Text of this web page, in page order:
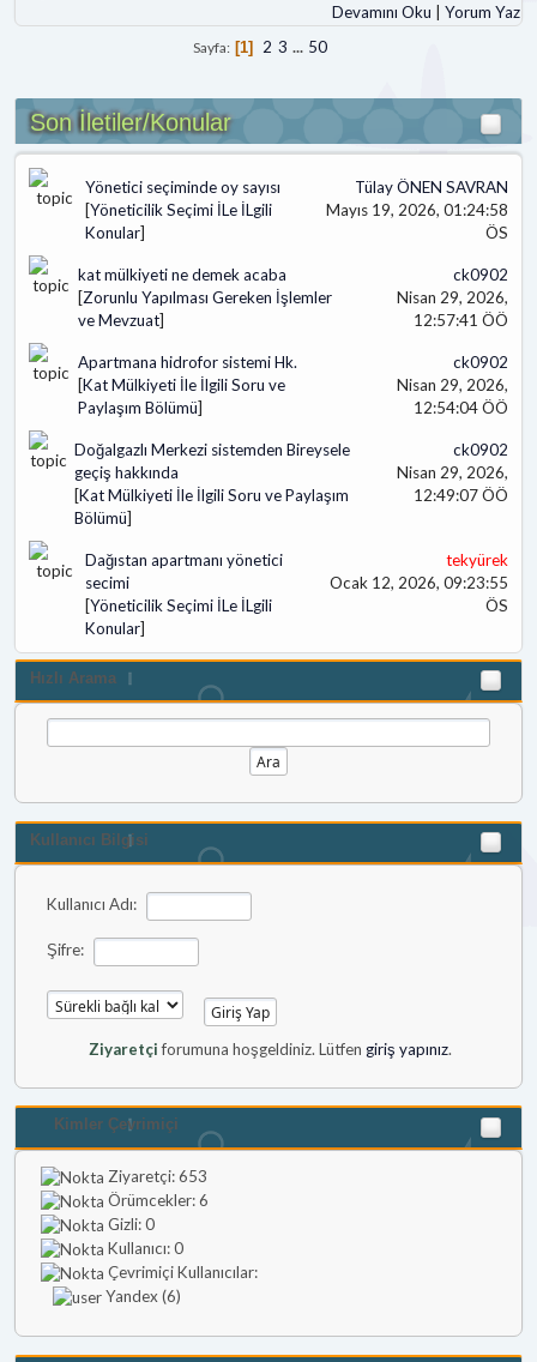
Devamını Oku
Yorum Yaz
Sayfa 1 2 3 ... 50
Son İletiler/Konular
Yönetici seçiminde oy sayısı
[Yöneticilik Seçimi İLe İLgili
Konular]
Tülay ÖNEN SAVRAN
Mayıs 19, 2026, 01:24:58
ÖS
kat mülkiyeti ne demek acaba
[Zorunlu Yapılması Gereken İşlemler
ve Mevzuat]
ck0902
Nisan 29, 2026,
12:57:41 ÖÖ
Apartmana hidrofor sistemi Hk.
[Kat Mülkiyeti İle İlgili Soru ve
Paylaşım Bölümü]
ck0902
Nisan 29, 2026,
12:54:04 ÖÖ
Doğalgazlı Merkezi sistemden Bireysele
geçiş hakkında
[Kat Mülkiyeti İle İlgili Soru ve Paylaşım
Bölümü]
ck0902
Nisan 29, 2026,
12:49:07 ÖÖ
Dağıstan apartmanı yönetici
secimi
[Yöneticilik Seçimi İLe İLgili
Konular]
tekyürek
Ocak 12, 2026, 09:23:55
ÖS
Hızlı Arama
Kullanıcı Bilgisi
Kullanıcı Adı:
Şifre:
Ziyaretçiforumuna hoşgeldiniz. Lütfen giriş yapınız.
Kimler Çevrimiçi
Ziyaretçi: 653
Örümcekler: 6
Gizli: 0
Kullanıcı: 0
Çevrimiçi Kullanıcılar:
Yandex (6)